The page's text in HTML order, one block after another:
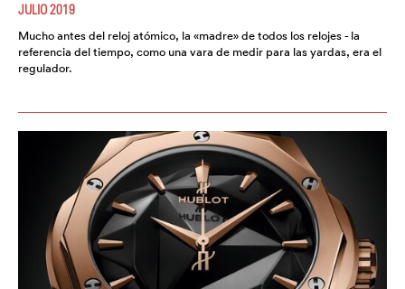
JULIO 2019
Mucho antes del reloj atómico, la «madre» de todos los relojes - la
referencia del tiempo, como una vara de medir para las yardas, era el
regulador.